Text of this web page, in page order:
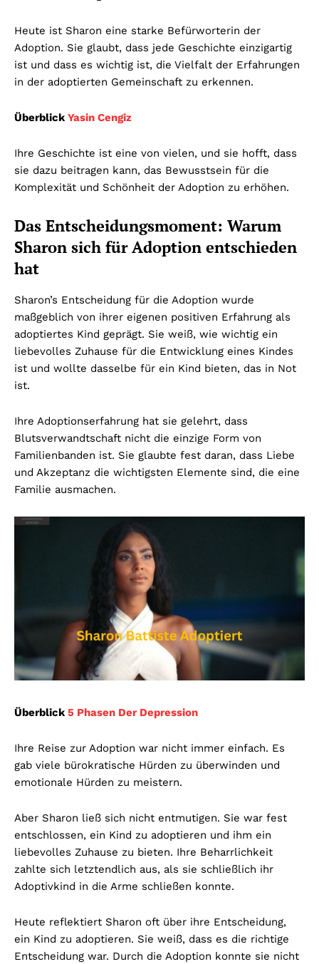
Heute ist Sharon eine starke Befürworterin der
Adoption. Sie glaubt, dass jede Geschichte einzigartig
ist und dass es wichtig ist, die Vielfalt der Erfahrungen
in der adoptierten Gemeinschaft zu erkennen.
Überblick Yasin Cengiz
Ihre Geschichte ist eine von vielen, und sie hofft, dass
sie dazu beitragen kann, das Bewusstsein für die
Komplexität und Schönheit der Adoption zu erhöhen.
Das Entscheidungsmoment: Warum
Sharon sich für Adoption entschieden
hat
Sharon’s Entscheidung für die Adoption wurde
maßgeblich von ihrer eigenen positiven Erfahrung als
adoptiertes Kind geprägt. Sie weiß, wie wichtig ein
liebevolles Zuhause für die Entwicklung eines Kindes
ist und wollte dasselbe für ein Kind bieten, das in Not
ist.
Ihre Adoptionserfahrung hat sie gelehrt, dass
Blutsverwandtschaft nicht die einzige Form von
Familienbanden ist. Sie glaubte fest daran, dass Liebe
und Akzeptanz die wichtigsten Elemente sind, die eine
Familie ausmachen.
Überblick 5 Phasen Der Depression
Ihre Reise zur Adoption war nicht immer einfach. Es
gab viele bürokratische Hürden zu überwinden und
emotionale Hürden zu meistern.
Aber Sharon ließ sich nicht entmutigen. Sie war fest
entschlossen, ein Kind zu adoptieren und ihm ein
liebevolles Zuhause zu bieten. Ihre Beharrlichkeit
zahlte sich letztendlich aus, als sie schließlich ihr
Adoptivkind in die Arme schließen konnte.
Heute reflektiert Sharon oft über ihre Entscheidung,
ein Kind zu adoptieren. Sie weiß, dass es die richtige
Entscheidung war. Durch die Adoption konnte sie nicht